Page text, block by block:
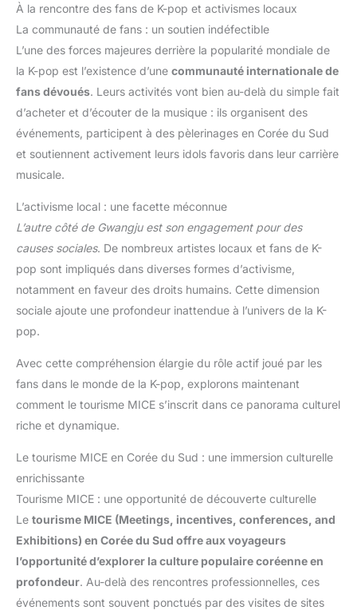
À la rencontre des fans de K-pop et activismes locaux
La communauté de fans : un soutien indéfectible
L’une des forces majeures derrière la popularité mondiale de
la K-pop est l’existence d’une communauté internationale de
fans dévoués. Leurs activités vont bien au-delà du simple fait
d’acheter et d’écouter de la musique : ils organisent des
événements, participent à des pèlerinages en Corée du Sud
et soutiennent activement leurs idols favoris dans leur carrière
musicale.
L’activisme local : une facette méconnue
L’autre côté de Gwangju est son engagement pour des
causes sociales. De nombreux artistes locaux et fans de K-
pop sont impliqués dans diverses formes d’activisme,
notamment en faveur des droits humains. Cette dimension
sociale ajoute une profondeur inattendue à l’univers de la K-
pop.
Avec cette compréhension élargie du rôle actif joué par les
fans dans le monde de la K-pop, explorons maintenant
comment le tourisme MICE s’inscrit dans ce panorama culturel
riche et dynamique.
Le tourisme MICE en Corée du Sud : une immersion culturelle
enrichissante
Tourisme MICE : une opportunité de découverte culturelle
Le tourisme MICE (Meetings, incentives, conferences, and
Exhibitions) en Corée du Sud offre aux voyageurs
l’opportunité d’explorer la culture populaire coréenne en
profondeur. Au-delà des rencontres professionnelles, ces
événements sont souvent ponctués par des visites de sites